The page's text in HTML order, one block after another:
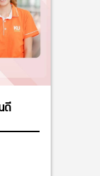
ดี